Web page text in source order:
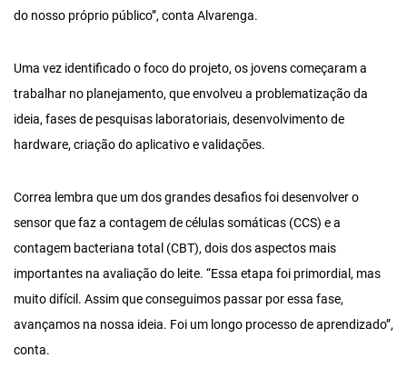
do nosso próprio público”, conta Alvarenga.
Uma vez identificado o foco do projeto, os jovens começaram a
trabalhar no planejamento, que envolveu a problematização da
ideia, fases de pesquisas laboratoriais, desenvolvimento de
hardware, criação do aplicativo e validações.
Correa lembra que um dos grandes desafios foi desenvolver o
sensor que faz a contagem de células somáticas (CCS) e a
contagem bacteriana total (CBT), dois dos aspectos mais
importantes na avaliação do leite. “Essa etapa foi primordial, mas
muito difícil. Assim que conseguimos passar por essa fase,
avançamos na nossa ideia. Foi um longo processo de aprendizado”,
conta.